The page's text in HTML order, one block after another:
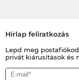
Hírlap feliratkozás
Lepd meg
privát kiárusítások és